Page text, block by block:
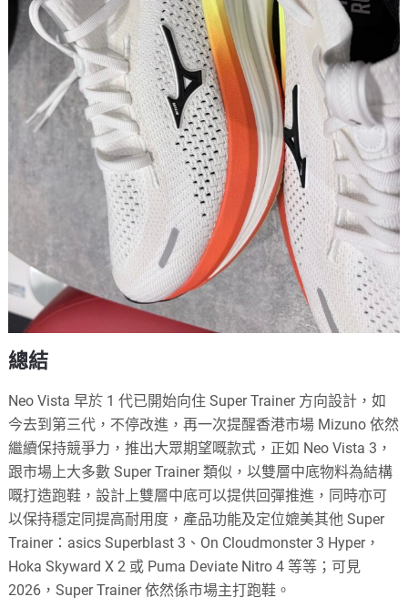
總結
Neo Vista 早於 1 代已開始向住 Super Trainer 方向設計，如
今去到第三代，不停改進，再一次提醒香港市場 Mizuno 依然
繼續保持競爭力，推出大眾期望嘅款式，正如 Neo Vista 3，
跟市場上大多數 Super Trainer 類似，以雙層中底物料為結構
嘅打造跑鞋，設計上雙層中底可以提供回彈推進，同時亦可
以保持穩定同提高耐用度，產品功能及定位媲美其他 Super
Trainer：asics Superblast 3、On Cloudmonster 3 Hyper，
Hoka Skyward X 2 或 Puma Deviate Nitro 4 等等；可見
2026，Super Trainer 依然係市場主打跑鞋。